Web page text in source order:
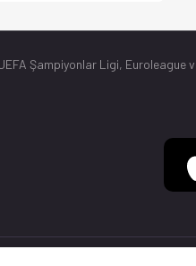
Şampiyonlar Ligi, Euroleague